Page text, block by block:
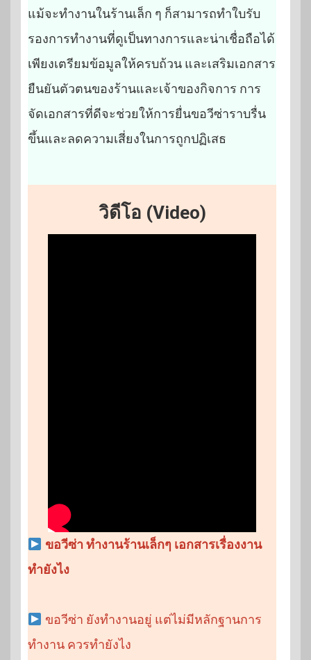
แม้จะทำงานในร้านเล็ก ๆ ก็สามารถทำใบรับ
รองการทำงานที่ดูเป็นทางการและน่าเชื่อถือได้
เพียงเตรียมข้อมูลให้ครบถ้วน และเสริมเอกสาร
ยืนยันตัวตนของร้านและเจ้าของกิจการ การ
จัดเอกสารที่ดีจะช่วยให้การยื่นขอวีซ่าราบรื่น
ขึ้นและลดความเสี่ยงในการถูกปฏิเสธ
วิดีโอ (Video)
ขอวีซ่า ทำงานร้านเล็กๆ เอกสารเรื่องงาน
ทำยังไง
ขอวีซ่า ยังทำงานอยู่ แต่ไม่มีหลักฐานการ
ทำงาน ควรทำยังไง